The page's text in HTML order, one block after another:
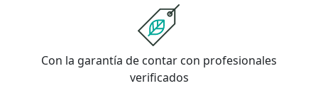
Con la garantía de contar con profesionales
verificados